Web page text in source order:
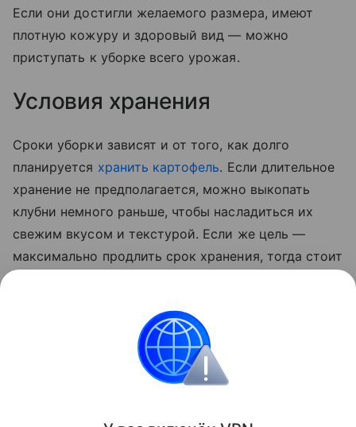
Если они достигли желаемого размера, имеют
плотную кожуру и здоровый вид — можно
приступать к уборке всего урожая.
Условия хранения
Сроки уборки зависят и от того, как долго
планируется хранить картофель. Если длительное
хранение не предполагается, можно выкопать
клубни немного раньше, чтобы насладиться их
свежим вкусом и текстурой. Если же цель —
максимально продлить срок хранения, тогда стоит
сохраняя свои питательные свойства в течение